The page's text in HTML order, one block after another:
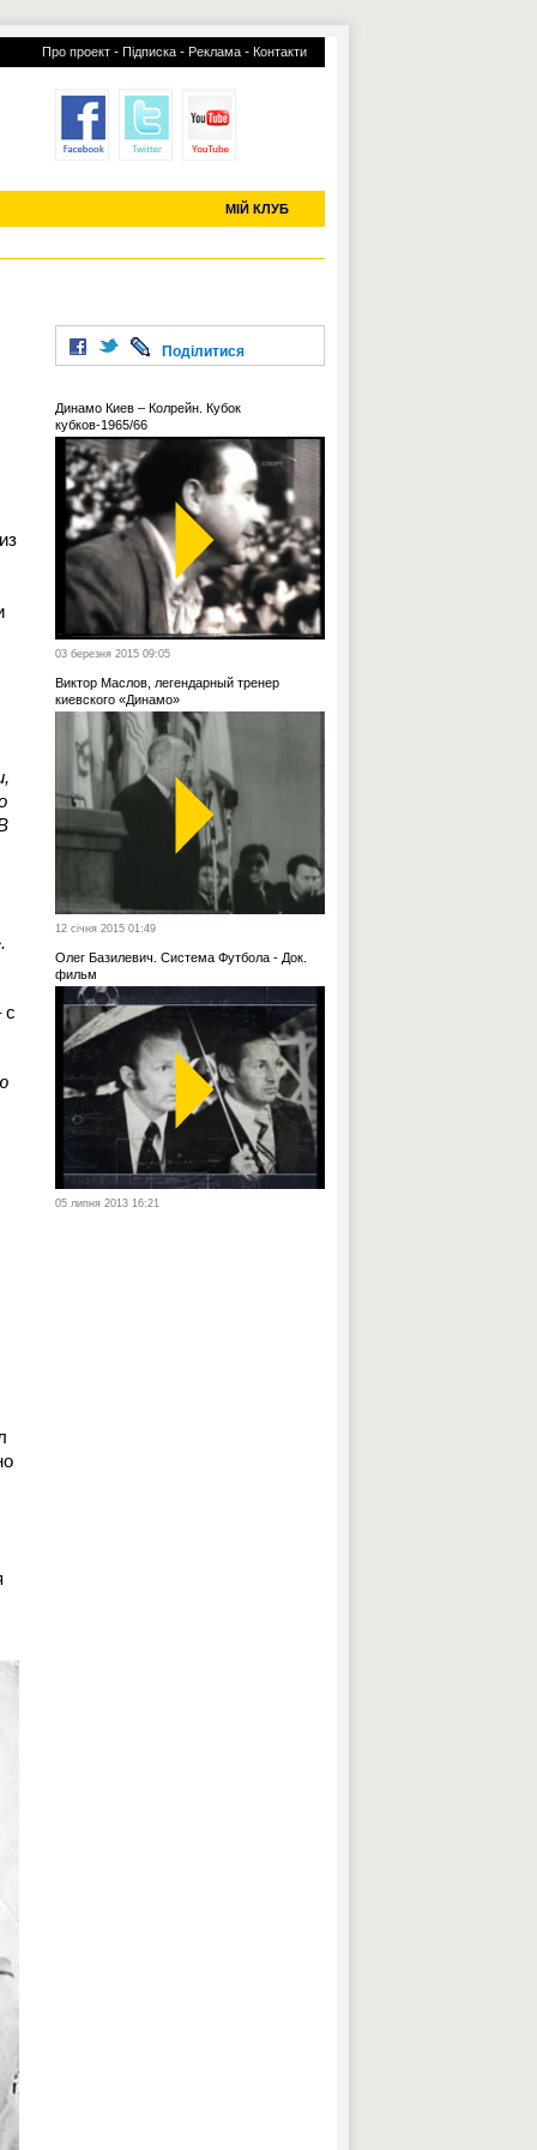
Про проект - Підписка - Реклама - Контакти
МІЙ КЛУБ
УСІ ТРАНСФЕРИ
с
Поділитися
Динамо Киев – Колрейн. Кубок
кубков-1965/66
03 березня 2015 09:05
Виктор Маслов, легендарный тренер
киевского «Динамо»
12 січня 2015 01:49
Олег Базилевич. Система Футбола - Док.
фильм
05 липня 2013 16:21